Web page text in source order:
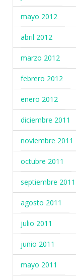
mayo 2012
abril 2012
marzo 2012
febrero 2012
enero 2012
diciembre 2011
noviembre 2011
octubre 2011
septiembre 2011
agosto 2011
julio 2011
junio 2011
mayo 2011